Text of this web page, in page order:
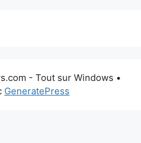
- Tout sur Windows •
GeneratePress